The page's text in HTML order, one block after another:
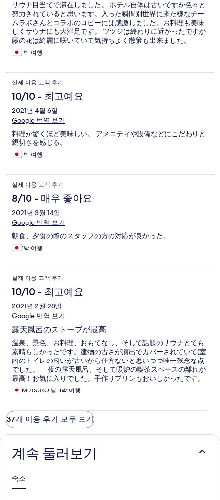
サウナ目当てで滞在しました。 ホテル自体は古いですが色々と
努力されていると思います。入った瞬間別世界に来た様なチー
ムラボさんとコラボのロビーには感激しました。お料理も美味
しくサウナにも大満足です。 ツツジは終わりに近かったですが
藤の花は綺麗に咲いていて気持ちよく散策も出来ました。
1박 여행
실제 이용 고객 후기
10/10 - 최고예요
2021년 4월 6일
Google 번역 보기
料理が驚くほど美味しい。 アメニティや設備などにこだわりと
親切さを感じる。
1박 여행
실제 이용 고객 후기
8/10 - 매우 좋아요
2021년 3월 14일
Google 번역 보기
朝食、夕食の際のスタッフの方の対応が良かった。
1박 여행
실제 이용 고객 후기
10/10 - 최고예요
2021년 2월 28일
Google 번역 보기
露天風呂のストーブが最高！
温泉、景色、お料理、おもてなし、そして話題のサウナとても
素晴らしかったです。建物の古さが演出でカバーされていて(室
内のトイレの匂いが古いから仕方ないと思いつつ唯一残念な点
でした。 夜の露天風呂、そして暖炉の喫茶スペースの離れが
最高！お気に入りでした。手作りプリンもおいしかったです。
MUTSUKO 님, 1박 여행
37개 이용 후기 모두 보기
계속 둘러보기
숙소